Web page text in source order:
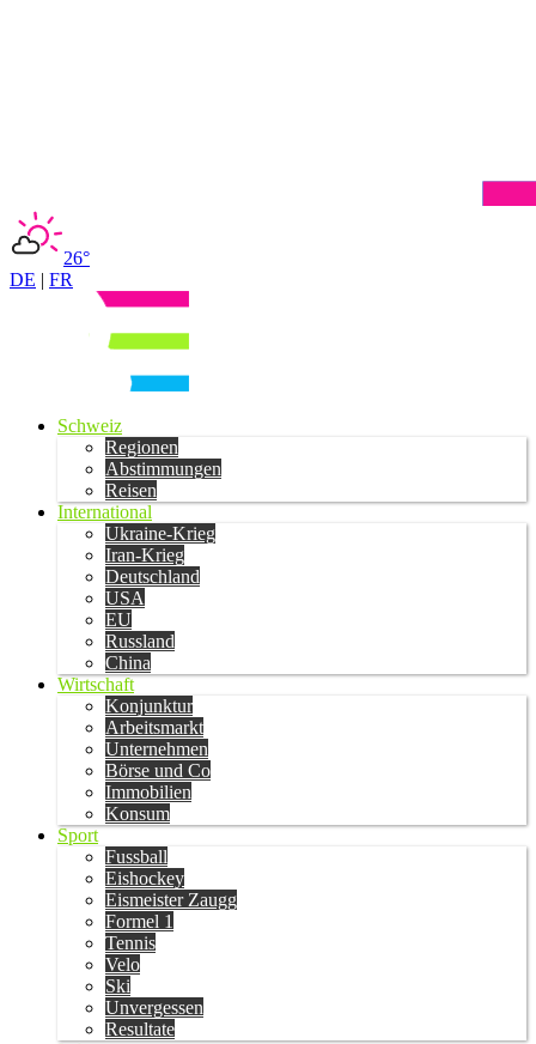
26°
DE | FR
Schweiz
Regionen
Abstimmungen
Reisen
International
Ukraine-Krieg
Iran-Krieg
Deutschland
USA
EU
Russland
China
Wirtschaft
Konjunktur
Arbeitsmarkt
Unternehmen
Börse und Co
Immobilien
Konsum
Sport
Fussball
Eishockey
Eismeister Zaugg
Formel 1
Tennis
Velo
Ski
Unvergessen
Resultate